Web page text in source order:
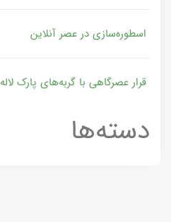
اسطوره‌سازی در عصر آنلاین
قرار عصرگاهی با گربه‌های پارک لاله
دسته‌ها